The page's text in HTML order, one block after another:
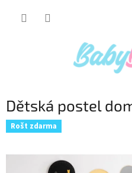
Dětská postel
Rošt zdarma